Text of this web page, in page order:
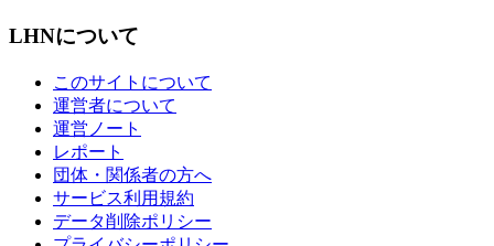
LHNについて
このサイトについて
運営者について
運営ノート
レポート
団体・関係者の方へ
サービス利用規約
データ削除ポリシー